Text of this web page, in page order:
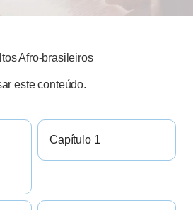
Afro-brasileiros
este conteúdo.
Capítulo 1